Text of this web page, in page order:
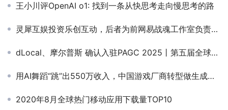
王小川评OpenAI o1: 找到一条从快思考走向慢思考的路
灵犀互娱投资乐创互动，后者为前网易战魂工作室负责人创立
dLocal、摩尔普斯 确认入驻PAGC 2025丨第五届全球产品与增长展会！
用AI舞蹈“跳”出550万收入，中国游戏厂商转型做生成式AI海外爆火
2020年8月全球热门移动应用下载量TOP10